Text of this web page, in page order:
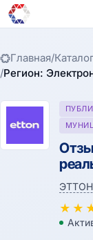
Главная/
/Регион:
★ ★